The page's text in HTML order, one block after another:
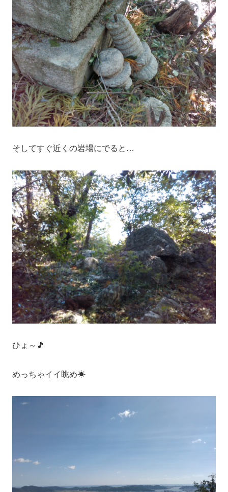
そしてすぐ近くの岩場にでると…
ひょ～🎵
めっちゃイイ眺め☀